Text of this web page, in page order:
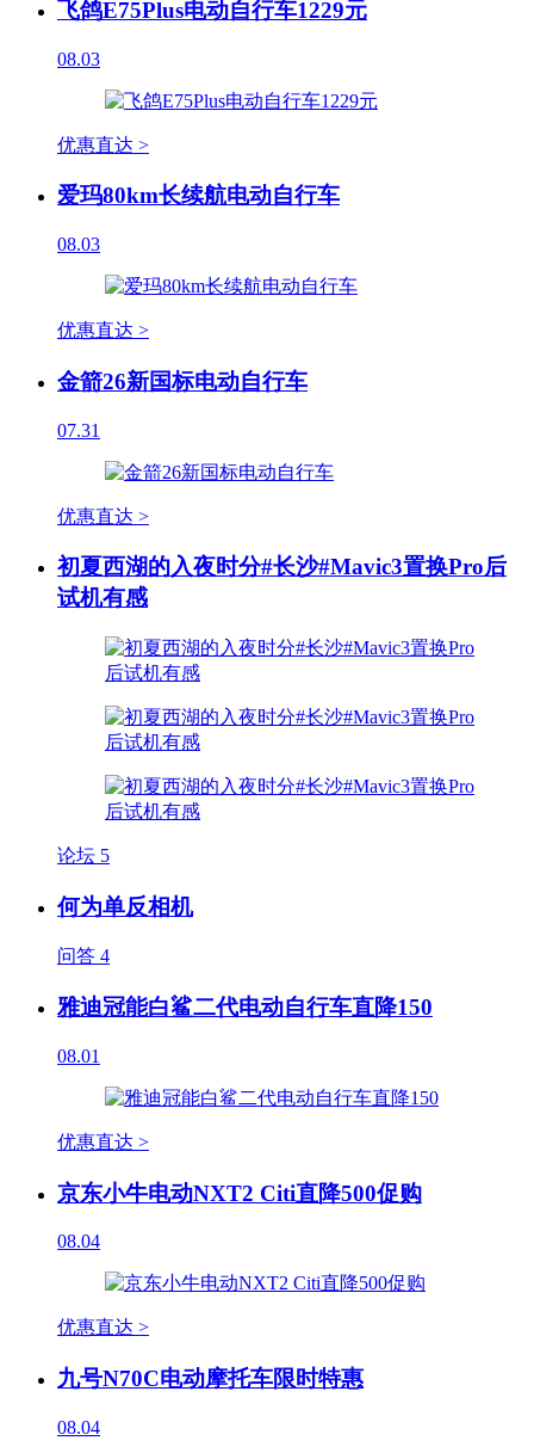
飞鸽E75Plus电动自行车1229元
08.03
优惠直达 >
爱玛80km长续航电动自行车
08.03
优惠直达 >
金箭26新国标电动自行车
07.31
优惠直达 >
初夏西湖的入夜时分#长沙#Mavic3置换Pro后
试机有感
论坛 5
何为单反相机
问答 4
雅迪冠能白鲨二代电动自行车直降150
08.01
优惠直达 >
京东小牛电动NXT2 Citi直降500促购
08.04
优惠直达 >
九号N70C电动摩托车限时特惠
08.04